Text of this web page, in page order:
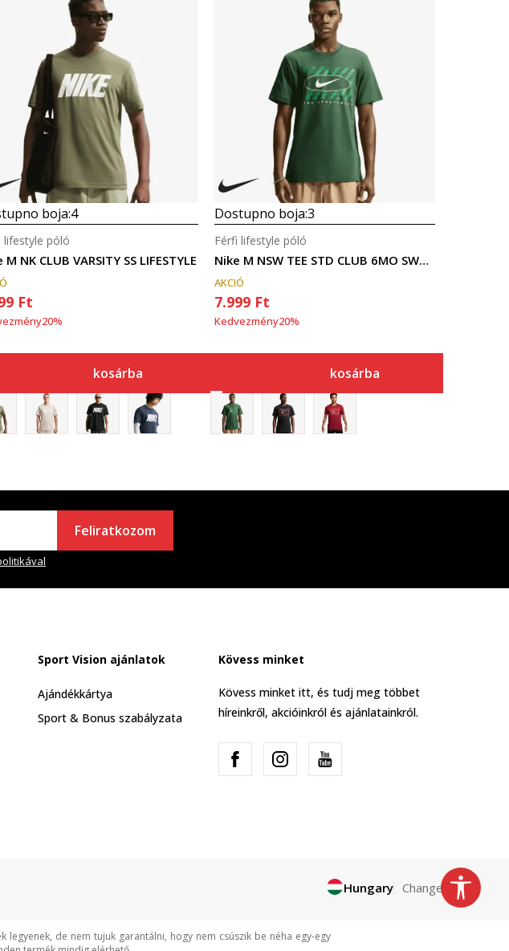
boja:4
M NK CLUB VARSITY SS LIFESTYLE
lifestyle póló
Ft
20%
kosárba
Dostupno boja:3
Nike M NSW TEE STD CLUB 6MO SWOOSH
Férfi lifestyle póló
AKCIÓ
7.999 Ft
Kedvezmény20%
kosárba
Feliratkozom
Sport Vision ajánlatok
Ajándékkártya
Sport & Bonus szabályzata
Kövess minket
Kövess minket itt, és tudj meg többet
híreinkről, akcióinkról és ajánlatainkról.
Hungary Change
de nem tujuk garantálni, hogy nem csúszik be néha egy-egy